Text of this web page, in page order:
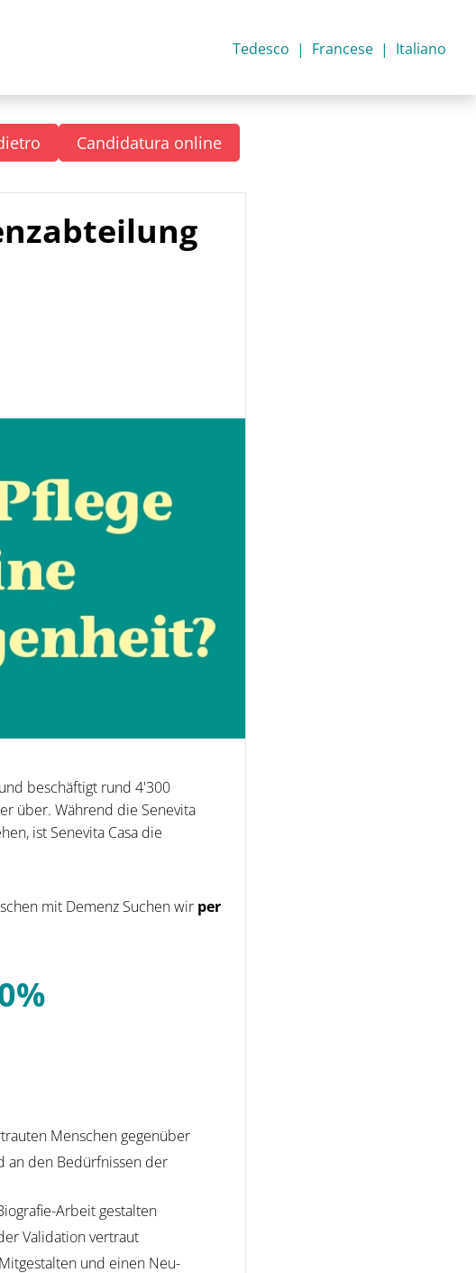
Tedesco Francese Italiano
Candidatura online
beschäftigt rund 4'300
über. Während die Senevita
ist Senevita Casa die
mit Demenz Suchen wir per
Menschen gegenüber
an den Bedürfnissen der
Arbeit gestalten
Validation vertraut
und einen Neu-